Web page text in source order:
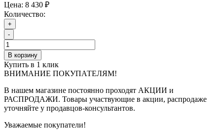
Цена: 8 430 ₽
Количество:
+
-
В корзину
Купить в 1 клик
ВНИМАНИЕ ПОКУПАТЕЛЯМ!
В нашем магазине постоянно проходят АКЦИИ и
РАСПРОДАЖИ. Товары участвующие в акции, распродаже
уточняйте у продавцов-консультантов.
Уважаемые покупатели!